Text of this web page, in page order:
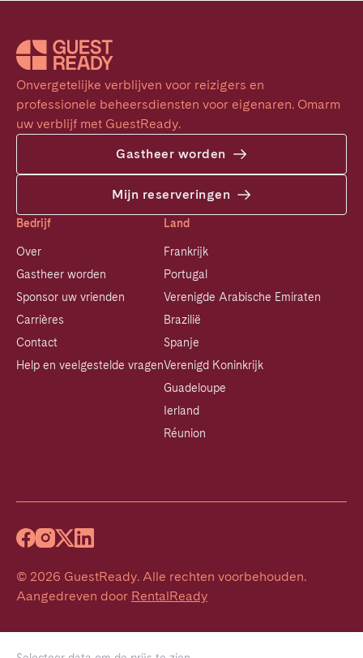
Onvergetelijke verblijven voor reizigers en
professionele beheersdiensten voor eigenaren. Omarm
uw verblijf met GuestReady.
Gastheer worden
Mijn reserveringen
Bedrijf
Over
Gastheer worden
Sponsor uw vrienden
Carrières
Contact
Help en veelgestelde vragen
Land
Frankrijk
Portugal
Verenigde Arabische Emiraten
Brazilië
Spanje
Verenigd Koninkrijk
Guadeloupe
Ierland
Réunion
© 2026 GuestReady. Alle rechten voorbehouden.
Aangedreven door RentalReady